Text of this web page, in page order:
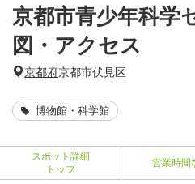
京都市青少年科学
図・アクセス
京都府京都市伏見区
博物館・科学館
スポット詳細
トップ
営業時間